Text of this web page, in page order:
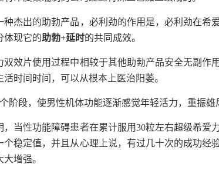
种杰出的助勃产品，必利劲的作用是，必利劲在希
体现它的助勃+延时的共同成效。
双效片使用过程中相较于其他助勃产品安全无副作
活时间时间，可以从根本上医治阳萎。
阶段，使男性机体功能逐渐感觉年轻活力，重振
，当性功能障碍患者在累计服用30粒左右超级希爱
个稳定值，并且从心理上说，有过几十次的成功经
增强。